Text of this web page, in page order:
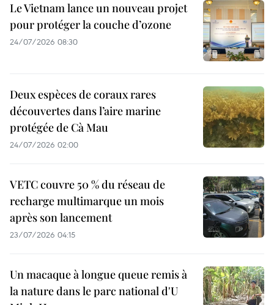
Le Vietnam lance un nouveau projet
pour protéger la couche d’ozone
24/07/2026 08:30
Deux espèces de coraux rares
découvertes dans l’aire marine
protégée de Cà Mau
24/07/2026 02:00
VETC couvre 50 % du réseau de
recharge multimarque un mois
après son lancement
23/07/2026 04:15
Un macaque à longue queue remis à
la nature dans le parc national d'U